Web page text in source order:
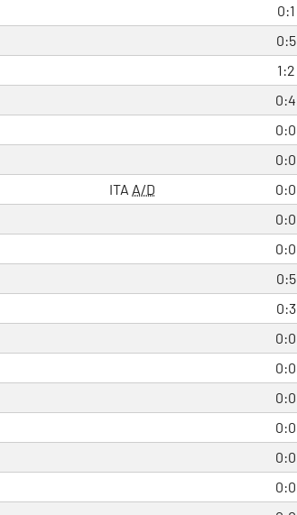
0:1
0:5
1:2
0:4
0:0
0:0
ITA A/D 0:0
0:0
0:0
0:5
0:3
0:0
0:0
0:0
0:0
0:0
0:0